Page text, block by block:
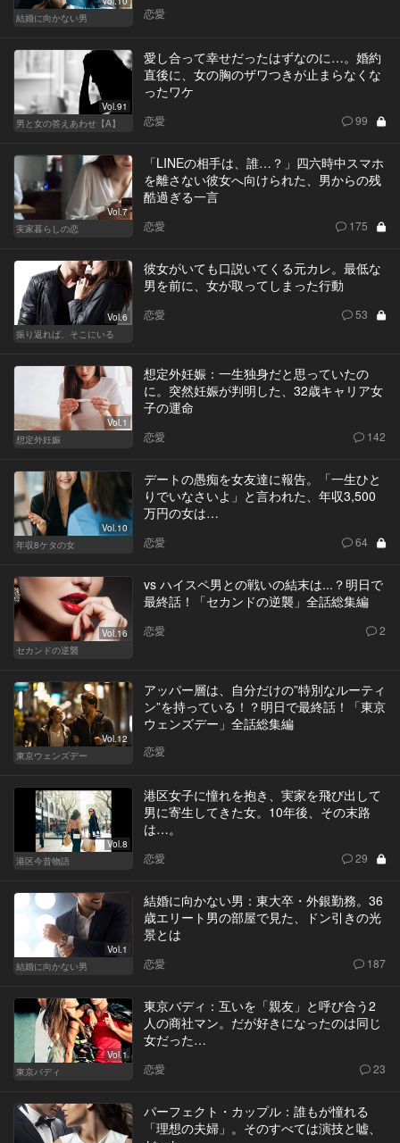
結婚に向かない男
恋愛
Vol.91
男と女の答えあわせ【A】
愛し合って幸せだったはずなのに…。婚約
直後に、女の胸のザワつきが止まらなくな
ったワケ
恋愛 99
Vol.7
実家暮らしの恋
「LINEの相手は、誰…？」四六時中スマホ
を離さない彼女へ向けられた、男からの残
酷過ぎる一言
恋愛 175
Vol.6
振り返れば、そこにいる
彼女がいても口説いてくる元カレ。最低な
男を前に、女が取ってしまった行動
恋愛 53
Vol.1
想定外妊娠
想定外妊娠：一生独身だと思っていたの
に。突然妊娠が判明した、32歳キャリア女
子の運命
恋愛 142
Vol.10
年収8ケタの女
デートの愚痴を女友達に報告。「一生ひと
りでいなさいよ」と言われた、年収3,500
万円の女は…
恋愛 64
Vol.16
セカンドの逆襲
vs ハイスペ男との戦いの結末は...？明日で
最終話！「セカンドの逆襲」全話総集編
恋愛 2
Vol.12
東京ウェンズデー
アッパー層は、自分だけの”特別なルーティ
ン”を持っている！？明日で最終話！「東京
ウェンズデー」全話総集編
恋愛
Vol.8
港区今昔物語
港区女子に憧れを抱き、実家を飛び出して
男に寄生してきた女。10年後、その末路
は…。
恋愛 29
Vol.1
結婚に向かない男
結婚に向かない男：東大卒・外銀勤務。36
歳エリート男の部屋で見た、ドン引きの光
景とは
恋愛 187
Vol.1
東京バディ
東京バディ：互いを「親友」と呼び合う2
人の商社マン。だが好きになったのは同じ
女だった…
恋愛 23
パーフェクト・カップル：誰もが憧れる
「理想の夫婦」。そのすべては演技と嘘、